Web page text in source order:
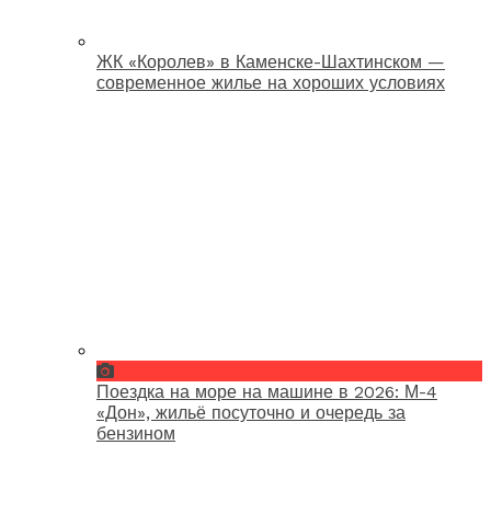
ЖК «Королев» в Каменске-Шахтинском —
современное жилье на хороших условиях
Поездка на море на машине в 2026: М-4
«Дон», жильё посуточно и очередь за
бензином